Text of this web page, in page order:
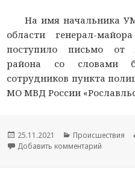
На имя начальника
области генерал-
поступило письмо от
района со словами
сотрудников пункта
МО МВД России
Опубликовано
25.11.2021 Рубрики
Происшествия
Добавить комментарий